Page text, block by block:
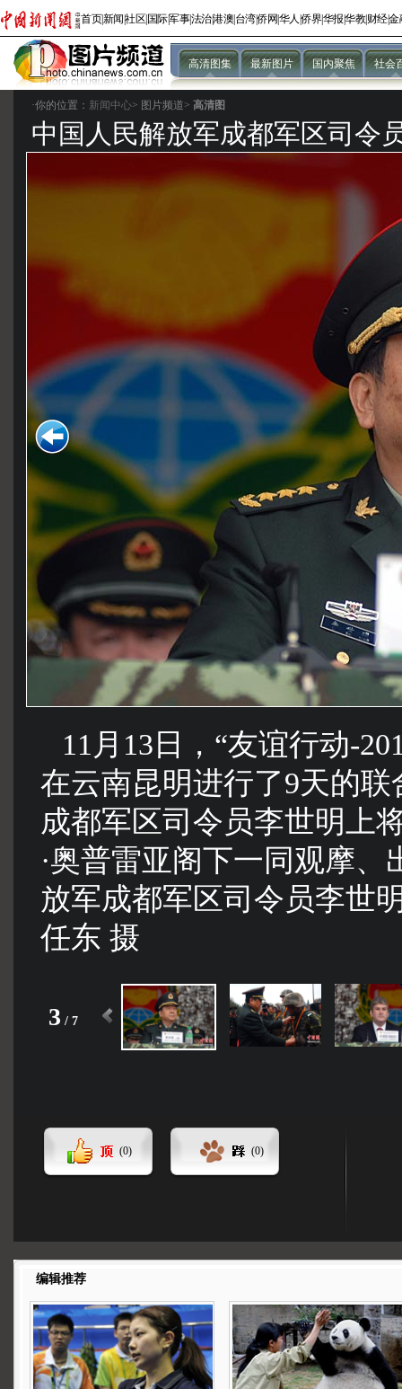
首页|新闻社区 国际|军事|法治|港澳 台湾|侨网 华人 侨界|华报华教|财经|金
高清图集 最新图片 国内聚焦 社会
·你的位置： 新闻中心> 图片频道> 高清图
中国人民解放军成都军区司令
11月13日，“友谊行动-
在云南昆明进行了9天的
成都军区司令员李世明上
·奥普雷亚阁下一同观摩
放军成都军区司令员李世
任东 摄
3 / 7
(0) (0)
编辑推荐